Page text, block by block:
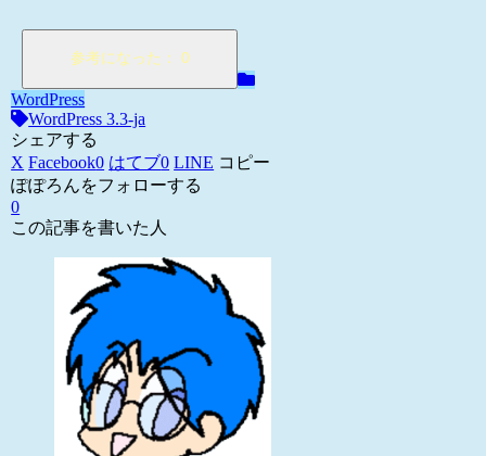
WordPress
WordPress 3.3-ja
シェアする
X Facebook0 はてブ0 LINE コピー
ぽぽろんをフォローする
0
この記事を書いた人